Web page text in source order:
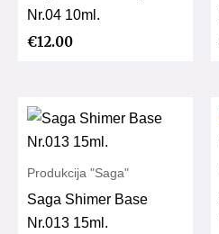
Nr.04 10ml.
€12.00
Produkcija "Saga"
Saga Shimer Base
Nr.013 15ml.